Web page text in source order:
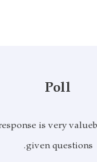
Poll
is very
given questions.